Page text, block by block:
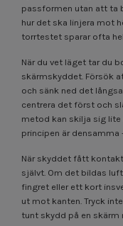
passformen utan att ta
hur det ska linjera mot
torrtestet sparar ofta
När du vet läget tar du
skärmskyddet. Försök
och sänk ned det
centrera det först och
metod kan skilja sig lite
principen är densamma
När skyddet fått
självt. Om det bildas
fingret eller ett kort
ut mot kanten. Tryck
tunt skydd på en skärm